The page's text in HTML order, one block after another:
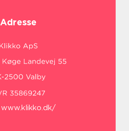
Adresse
www.klikko.dk/